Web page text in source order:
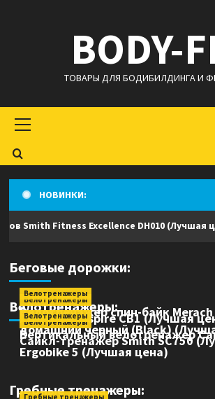
BODY-
ТОВАРЫ ДЛЯ БОДИБИЛДИНГА И
меню
НОВИНКИ:
Fitness Excellence DH010 (Лучшая
Беговые дорожки:
Беговые дорожки
PRO (Лучшая цена)
Велотренажеры:
Велотренажеры
Аэробайк Inspire CB1 (Лучшая
Велотренажеры
Велотренажер спин-байк Merach
домашний черный (Black)
Велотренажеры
Сайкл-тренажер Smith SC750
Велотренажеры
Вертикальный велотренажер
Ergobike 5 (Лучшая цена)
Гребные тренажеры:
Гребные тренажеры